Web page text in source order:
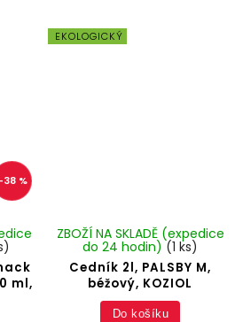
%
ml,
EKOLOGICKÝ
Cedník 2l, PALSBY M,
béžový, KOZIOL
ZBOŽÍ NA SKLADĚ (expedice
do 24 hodin)(1 ks)
Do košíku